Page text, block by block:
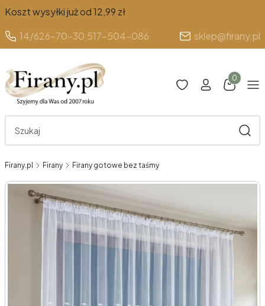
Koszt wysyłki już od 12,99 zł
14/626-70-30, 517-504-086 sklep@firany.pl
Produkty
Otwórz wyszukiwarkę
Firany.pl Firany Firany gotowe bez taśmy